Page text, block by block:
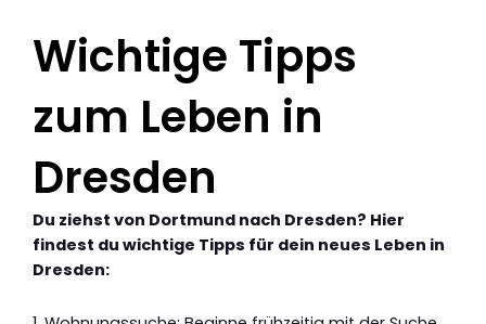
Wichtige Tipps
zum Leben in
Dresden
Du ziehst von Dortmund nach Dresden? Hier
findest du wichtige Tipps für dein neues Leben in
Dresden: